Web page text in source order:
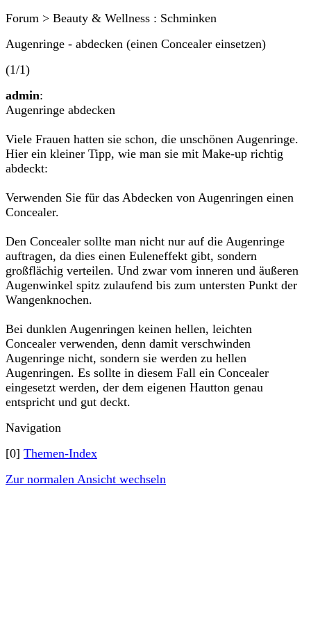
Forum > Beauty & Wellness : Schminken
Augenringe - abdecken (einen Concealer einsetzen)
(1/1)
admin:
Augenringe abdecken
Viele Frauen hatten sie schon, die unschönen Augenringe.
Hier ein kleiner Tipp, wie man sie mit Make-up richtig
abdeckt:
Verwenden Sie für das Abdecken von Augenringen einen
Concealer.
Den Concealer sollte man nicht nur auf die Augenringe
auftragen, da dies einen Euleneffekt gibt, sondern
großflächig verteilen. Und zwar vom inneren und äußeren
Augenwinkel spitz zulaufend bis zum untersten Punkt der
Wangenknochen.
Bei dunklen Augenringen keinen hellen, leichten
Concealer verwenden, denn damit verschwinden
Augenringe nicht, sondern sie werden zu hellen
Augenringen. Es sollte in diesem Fall ein Concealer
eingesetzt werden, der dem eigenen Hautton genau
entspricht und gut deckt.
Navigation
[0] Themen-Index
Zur normalen Ansicht wechseln